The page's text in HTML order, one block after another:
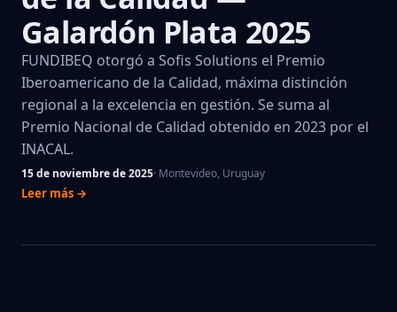
Galardón Plata 2025
FUNDIBEQ otorgó a Sofis Solutions el Premio
Iberoamericano de la Calidad, máxima distinción
regional a la excelencia en gestión. Se suma al
Premio Nacional de Calidad obtenido en 2023 por el
INACAL.
15 de noviembre de 2025· Montevideo, Uruguay
Leer más →